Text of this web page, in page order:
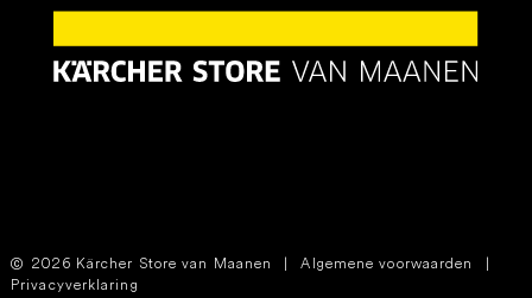
2026 Kärcher Store van Maanen | Algemene voorwaarden
|
Privacyverklaring